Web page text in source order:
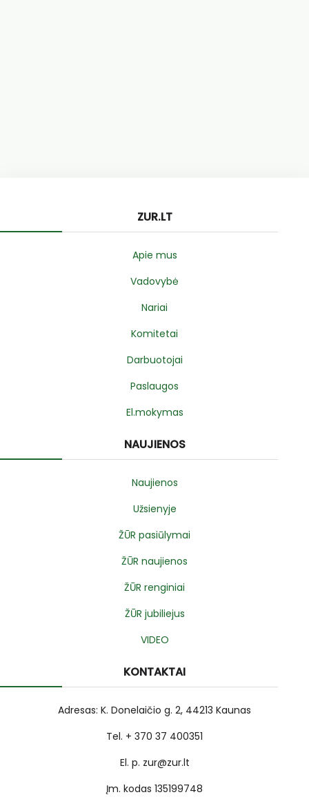
ZUR.LT
Apie mus
Vadovybė
Nariai
Komitetai
Darbuotojai
Paslaugos
El.mokymas
NAUJIENOS
Naujienos
Užsienyje
ŽŪR pasiūlymai
ŽŪR naujienos
ŽŪR renginiai
ŽŪR jubiliejus
VIDEO
KONTAKTAI
Adresas: K. Donelaičio g. 2, 44213 Kaunas
Tel. + 370 37 400351
El. p. zur@zur.lt
Įm. kodas 135199748